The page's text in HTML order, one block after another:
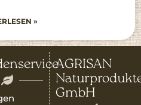
»
AGRISAN
GmbH